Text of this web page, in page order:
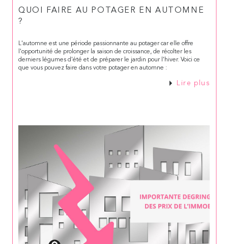
QUOI FAIRE AU POTAGER EN AUTOMNE
?
L'automne est une période passionnante au potager car elle offre
l'opportunité de prolonger la saison de croissance, de récolter les
derniers légumes d'été et de préparer le jardin pour l'hiver. Voici ce
que vous pouvez faire dans votre potager en automne :
Lire plus